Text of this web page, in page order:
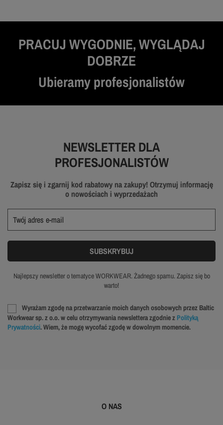
PRACUJ WYGODNIE, WYGLĄDAJ
DOBRZE
Ubieramy profesjonalistów
NEWSLETTER DLA
PROFESJONALISTÓW
Zapisz się i zgarnij kod rabatowy na zakupy! Otrzymuj informację
o nowościach i wyprzedażach
Najlepszy newsletter o tematyce WORKWEAR. Żadnego spamu. Zapisz się bo
warto!
Wyrażam zgodę na przetwarzanie moich danych osobowych przez Baltic
Workwear sp. z o.o. w celu otrzymywania newslettera zgodnie z Polityką
Prywatności. Wiem, że mogę wycofać zgodę w dowolnym momencie.
O NAS